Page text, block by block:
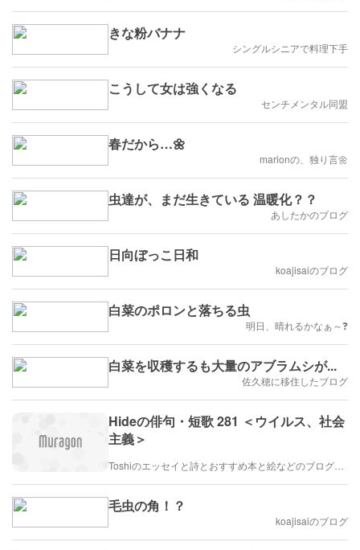
きな粉バナナ
シングルシニアで料理下手
こうして女は強くなる
センチメンタル同盟
春だから…🌼
marionの、独り言🌼
虫達が、まだ生きている 温暖化？？
あしたかのブログ
日向ぼっこ日和
koajisaiのブログ
白菜のポロンと落ちる虫
明日、晴れるかなぁ～❓️
白菜を収穫するも大量のアブラムシが...
佐久穂に移住したブログ
Hideの俳句・短歌 281 ＜ウイルス、社会
主義＞
毛虫の角！？
koajisaiのブログ